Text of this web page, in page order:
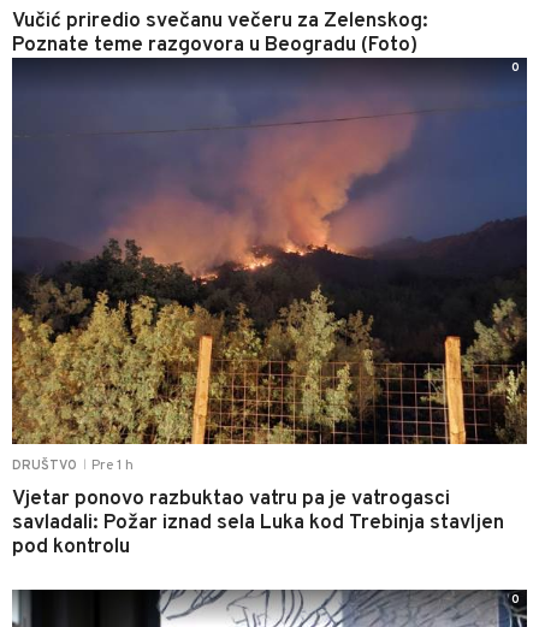
Vučić priredio svečanu večeru za Zelenskog:
Poznate teme razgovora u Beogradu (Foto)
DRUŠTVO Pre 1 h
Vjetar ponovo razbuktao vatru pa je vatrogasci
savladali: Požar iznad sela Luka kod Trebinja stavljen
pod kontrolu
0
0